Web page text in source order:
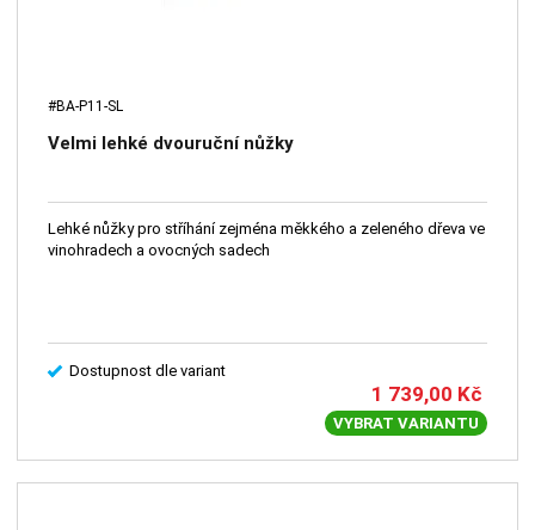
#BA-P11-SL
Velmi lehké dvouruční nůžky
Lehké nůžky pro stříhání zejména měkkého a zeleného dřeva ve
vinohradech a ovocných sadech
Dostupnost dle variant
1 739,00 Kč
VYBRAT VARIANTU